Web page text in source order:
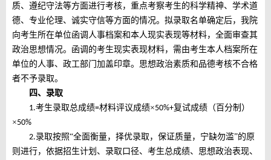
质、遵纪守法等方面进行考核，重点考察考生的科学精神、学术道
德、专业伦理、诚实守信等方面的情况。拟录取名单确定后，我院
向考生所在单位函调人事档案和本人现实表现等材料，全面审查其
政治思想情况。函调的考生现实表现材料，需由考生本人档案所在
单位的人事、政工部门加盖印章。思想政治素质和品德考核不合格
者不予录取。
四、 录取
1.考生录取总成绩=材料评议成绩×50%+复试成绩（百分制）
×50%
2.录取按照“全面衡量，择优录取，保证质量，宁缺勿滥”的原
则进行，依据招生计划、录取口径、考生总成绩、思想政治表现、